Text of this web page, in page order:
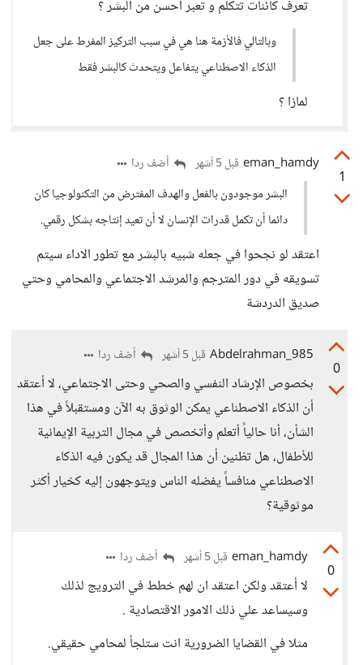
تعرف كائنات تتكلم و تعبر احسن من البشر ؟
وبالتالي فالأزمة هنا هي في سبب التركيز المفرط على جعل
الذكاء الاصطناعي يتفاعل ويتحدث كالبشر فقط
لمازا ؟
1
eman_hamdy قبل 5 أشهر
أضف ردا
البشر موجودون بالفعل والهدف المفترض من التكنولوجيا كان
دائما أن تكمل قدرات الإنسان لا أن تعيد إنتاجه بشكل رقمي.
اعتقد لو نجحوا في جعله شبيه بالبشر مع تطور الاداء سيتم
تسويقه في دور المترجم والمرشد الاجتماعي والمحامي وحتي
صديق الدردشة
0
Abdelrahman_985 قبل 5 أشهر أضف ردا
بخصوص الإرشاد النفسي والصحي وحتى الاجتماعي، لا أعتقد
أن الذكاء الاصطناعي يمكن الوثوق به الآن ومستقبلاً في هذا
الشأن، أنا حالياً أتعلم وأتخصص في مجال التربية الإيمانية
للأطفال، هل تظنين أن هذا المجال قد يكون فيه الذكاء
الاصطناعي منافساً يفضله الناس ويتوجهون إليه كخيار أكثر
موثوقية؟
0
eman_hamdy قبل 5 أشهر أضف ردا
لا أعتقد ولكن اعتقد ان لهم خطط في الترويج لذلك
وسيساعد علي ذلك الامور الاقتصادية .
مثلا في القضايا الضرورية انت ستلجأ لمحامي حقيقي.